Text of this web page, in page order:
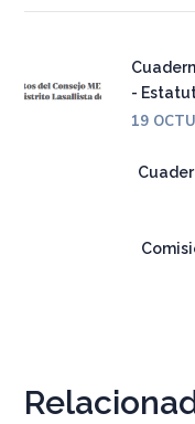
-
19